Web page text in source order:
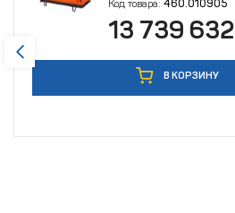
Код товара: 460.010905
13 739 632
В КОРЗИНУ